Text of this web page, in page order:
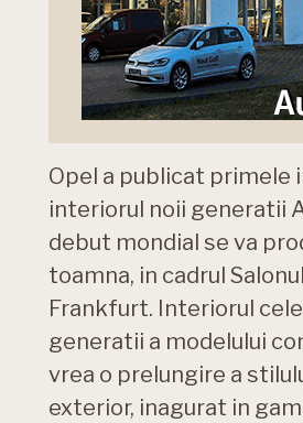
Opel a publicat primele
interiorul noii generatii
debut mondial se va
toamna, in cadrul
Frankfurt. Interiorul
generatii a modelului
vrea o prelungire a
exterior, inagurat in